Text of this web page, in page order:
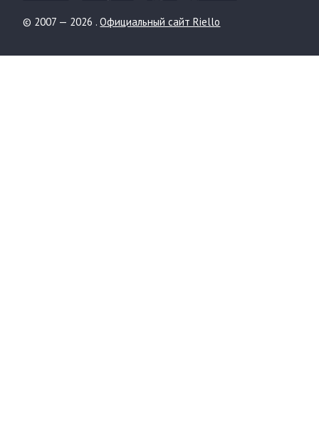
© 2007 — 2026 .Официальный сайт Riello